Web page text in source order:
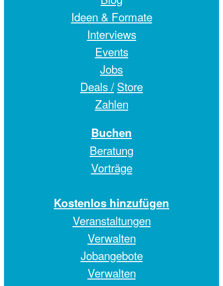
Ideen & Formate
Interviews
Events
Jobs
Deals / Store
Zahlen
Buchen
Beratung
Vorträge
Kostenlos hinzufügen
Veranstaltungen
Verwalten
Jobangebote
Verwalten